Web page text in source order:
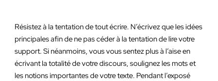
Résistez à la tentation de tout écrire. N’écrivez que les idées
principales afin de ne pas céder à la tentation de lire votre
support. Si néanmoins, vous vous sentez plus à l’aise en
écrivant la totalité de votre discours, soulignez les mots et
les notions importantes de votre texte. Pendant l’exposé